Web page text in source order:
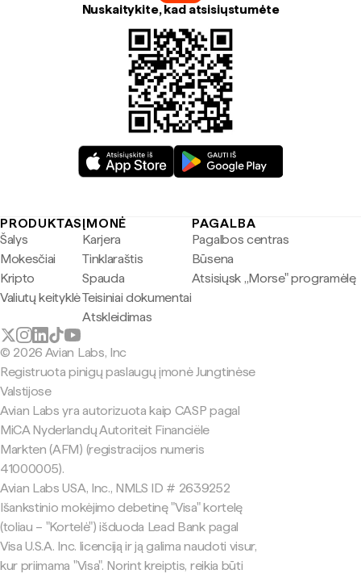
Nuskaitykite, kad atsisiųstumėte
PRODUKTAS
Šalys
Mokesčiai
Kripto
Valiutų keityklė
ĮMONĖ
Karjera
Tinklaraštis
Spauda
Teisiniai dokumentai
Atskleidimas
PAGALBA
Pagalbos centras
Būsena
Atsisiųsk „Morse" programėlę
© 2026 Avian Labs, Inc
Registruota pinigų paslaugų įmonė Jungtinėse
Valstijose
Avian Labs yra autorizuota kaip CASP pagal
MiCA Nyderlandų Autoriteit Financiële
Markten (AFM) (registracijos numeris
41000005).
Avian Labs USA, Inc., NMLS ID # 2639252
Išankstinio mokėjimo debetinę "Visa" kortelę
(toliau – "Kortelė") išduoda Lead Bank pagal
Visa U.S.A. Inc. licenciją ir ją galima naudoti visur,
kur priimama "Visa". Norint kreiptis, reikia būti